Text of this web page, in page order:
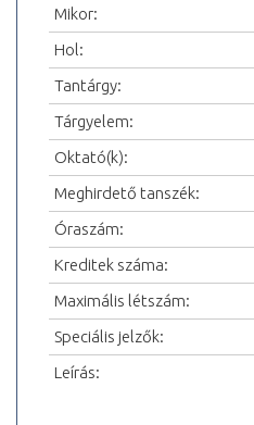
Mikor:
Hol:
Tantárgy:
Tárgyelem:
Oktató(k):
Meghirdető tanszék:
Óraszám:
Kreditek száma:
Maximális létszám:
Speciális jelzők:
Leírás: